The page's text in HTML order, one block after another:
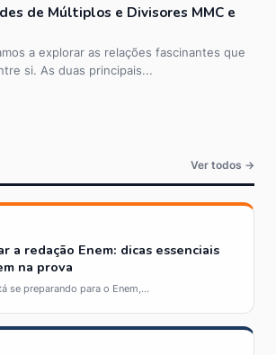
de Múltiplos e Divisores MMC e
a explorar as relações fascinantes que
si. As duas principais...
Ver todos →
a redação Enem: dicas essenciais
na prova
se preparando para o Enem,...